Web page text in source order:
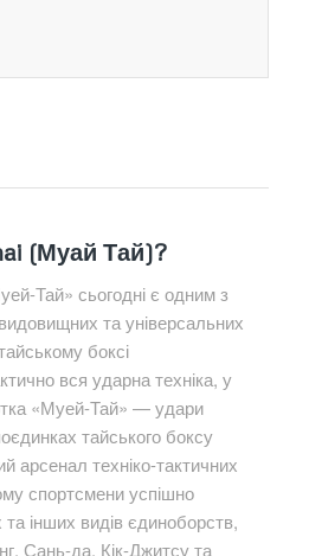
(Муай Тай)?
Тай» сьогодні є одним з
та універсальних
боксі
вся ударна техніка, у
«Муей-Тай» — удари
тайського боксу
арсенал техніко-тактичних
спортсмени успішно
інших видів єдиноборств,
Сань-да, Кік-Джитсу та